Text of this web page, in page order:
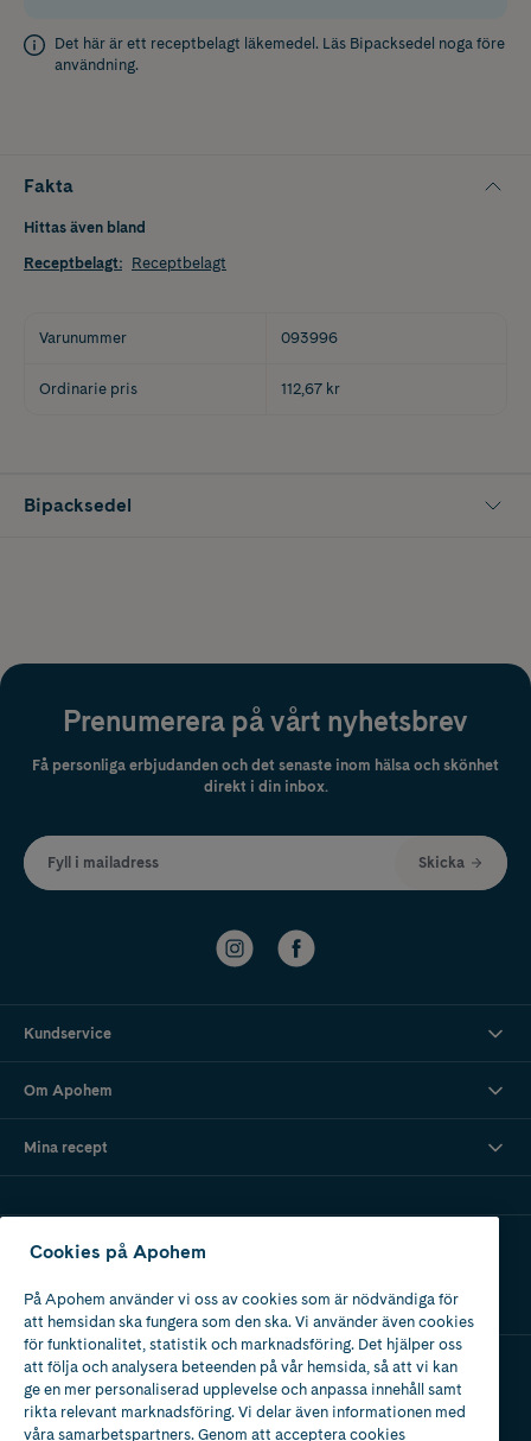
Det här är ett receptbelagt läkemedel. Läs Bipacksedel noga före
användning.
Fakta
Hittas även bland
Receptbelagt: Receptbelagt
Varunummer 093996
Ordinarie pris 112,67 kr
Bipacksedel
Prenumerera på vårt nyhetsbrev
Få personliga erbjudanden och det senaste inom hälsa och skönhet
direkt i din inbox.
Fyll i mailadress Skicka
Kundservice
Om Apohem
Mina recept
Ladda ner vår app
Apotek med tillstånd
av Läkemedelsverket
Cookies på Apohem
På Apohem använder vi oss av cookies som är nödvändiga för
att hemsidan ska fungera som den ska. Vi använder även cookies
för funktionalitet, statistik och marknadsföring. Det hjälper oss
att följa och analysera beteenden på vår hemsida, så att vi kan
ge en mer personaliserad upplevelse och anpassa innehåll samt
rikta relevant marknadsföring. Vi delar även informationen med
våra samarbetspartners. Genom att acceptera cookies